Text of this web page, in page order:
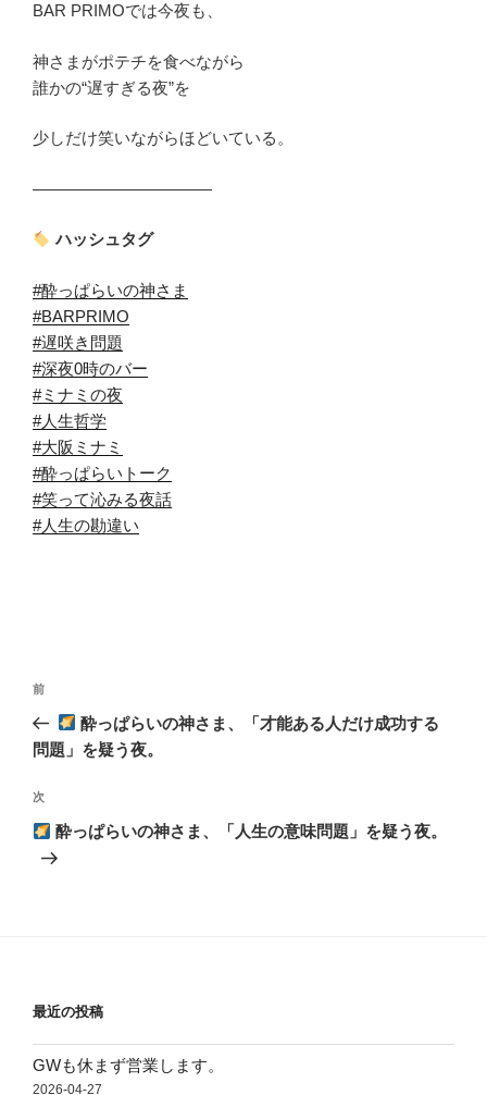
BAR PRIMOでは今夜も、
神さまがポテチを食べながら
誰かの“遅すぎる夜”を
少しだけ笑いながらほどいている。
―――――――――――
ハッシュタグ
#酔っぱらいの神さま
#BARPRIMO
#遅咲き問題
#深夜0時のバー
#ミナミの夜
#人生哲学
#大阪ミナミ
#酔っぱらいトーク
#笑って沁みる夜話
#人生の勘違い
投
ナ
ゲ
ー
シ
前
の
投
前
酔っぱらいの神さま、「才能ある人だけ成功する
問題」を疑う夜。
次
の
次
酔っぱらいの神さま、「人生の意味問題」を疑う夜。
最近の投稿
GWも休まず営業します。
2026-04-27